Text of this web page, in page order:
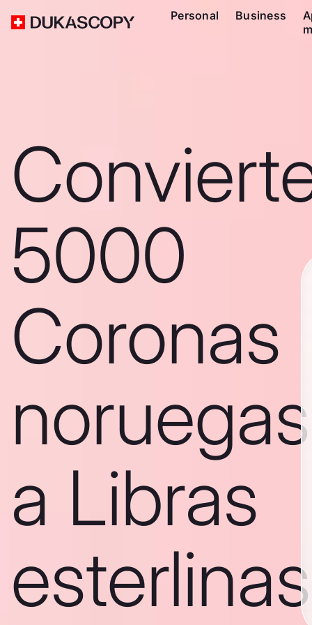
Personal Business
5000
Coronas
noruegas
a Libras
esterlinas